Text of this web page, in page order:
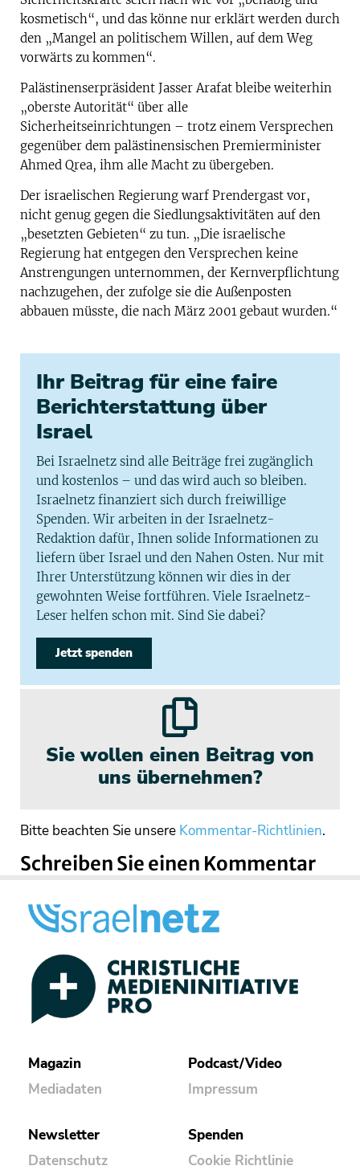
kosmetisch“, und das könne nur erklärt werden durch
den „Mangel an politischem Willen, auf dem Weg
vorwärts zu kommen“.
Palästinenserpräsident Jasser Arafat bleibe weiterhin
„oberste Autorität“ über alle
Sicherheitseinrichtungen – trotz einem Versprechen
gegenüber dem palästinensischen Premierminister
Ahmed Qrea, ihm alle Macht zu übergeben.
Der israelischen Regierung warf Prendergast vor,
nicht genug gegen die Siedlungsaktivitäten auf den
„besetzten Gebieten“ zu tun. „Die israelische
Regierung hat entgegen den Versprechen keine
Anstrengungen unternommen, der Kernverpflichtung
nachzugehen, der zufolge sie die Außenposten
abbauen müsste, die nach März 2001 gebaut wurden.“
Ihr Beitrag für eine faire
Berichterstattung über
Israel
Bei Israelnetz sind alle Beiträge frei zugänglich
und kostenlos – und das wird auch so bleiben.
Israelnetz finanziert sich durch freiwillige
Spenden. Wir arbeiten in der Israelnetz-
Redaktion dafür, Ihnen solide Informationen zu
liefern über Israel und den Nahen Osten. Nur mit
Ihrer Unterstützung können wir dies in der
gewohnten Weise fortführen. Viele Israelnetz-
Leser helfen schon mit. Sind Sie dabei?
Jetzt spenden
Sie wollen einen Beitrag von
uns übernehmen?
Bitte beachten Sie unsere Kommentar-Richtlinien.
Schreiben Sie einen Kommentar
Magazin
Mediadaten
Podcast/Video
Impressum
Newsletter
Datenschutz
Spenden
Cookie Richtlinie